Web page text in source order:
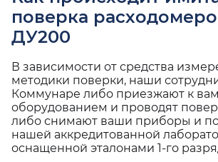
поверка
ДУ200
В зависимости от средства
методики поверки, наши
Коммунаре либо приезжают к
оборудованием и проводят
либо снимают ваши приборы и
нашей аккредитованной
оснащенной эталонами 1-го